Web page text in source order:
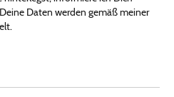
Daten werden gemäß meiner